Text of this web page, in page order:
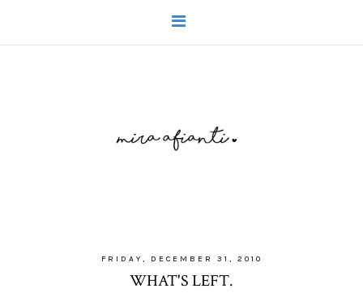
FRIDAY, DECEMBER 31, 2010
WHAT'S LEFT.